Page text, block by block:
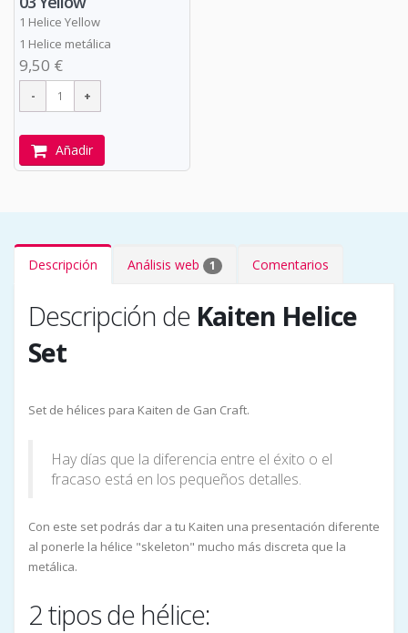
1 Helice Yellow
1 Helice metálica
9,50 €
Añadir
Descripción Análisis web 1 Comentarios
Descripción de Kaiten Helice
Set
Set de hélices para Kaiten de Gan Craft.
Hay días que la diferencia entre el éxito o el
fracaso está en los pequeños detalles.
Con este set podrás dar a tu Kaiten una presentación diferente
al ponerle la hélice "skeleton" mucho más discreta que la
metálica.
2 tipos de hélice: